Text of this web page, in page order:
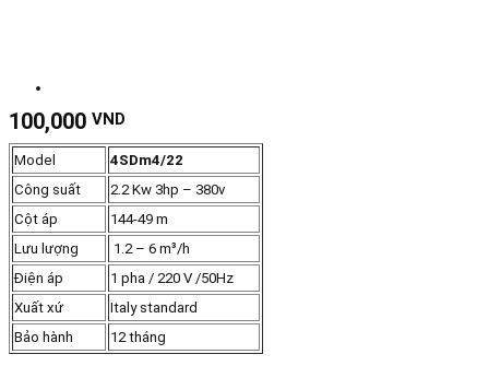
100,000 VND
Model
4SDm4/22
Công suất
2.2 Kw 3hp – 380v
Cột áp
144-49 m
Lưu lượng
1.2 – 6 m³/h
Điện áp
1 pha / 220 V /50Hz
Xuất xứ
Italy standard
Bảo hành
12 tháng